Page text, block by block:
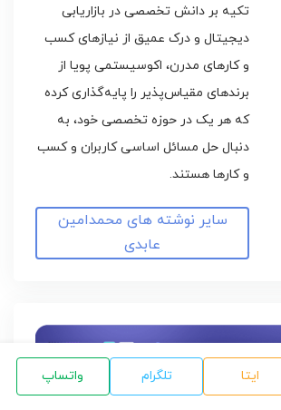
ایتا تلگرام واتساپ
تکیه بر دانش تخصصی در بازاریابی
دیجیتال و درک عمیق از نیازهای کسب
و کارهای مدرن، اکوسیستمی پویا از
برندهای مقیاس‌پذیر را پایه‌گذاری کرده
که هر یک در حوزه تخصصی خود، به
دنبال حل مسائل اساسی کاربران و کسب
و کارها هستند.
سایر نوشته های محمدامین
عابدی